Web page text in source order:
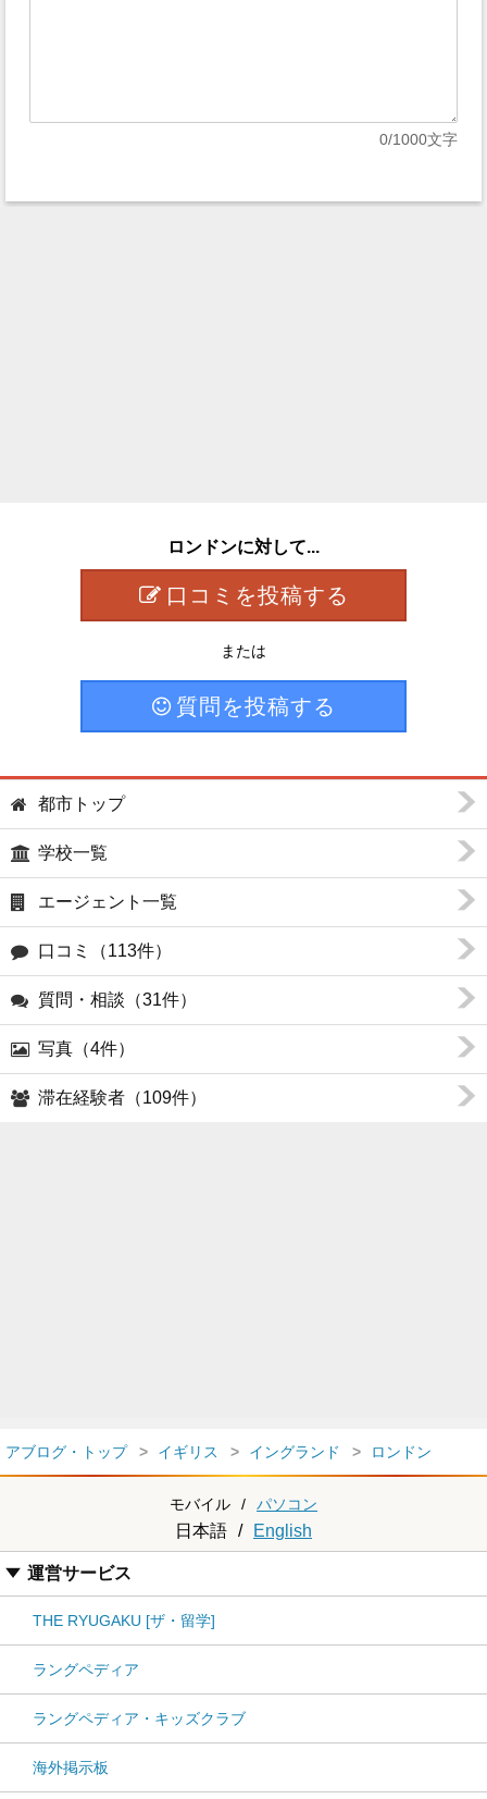
0/1000文字
ロンドンに対して...
口コミを投稿する
または
質問を投稿する
都市トップ
学校一覧
エージェント一覧
口コミ（113件）
質問・相談（31件）
写真（4件）
滞在経験者（109件）
アブログ・トップ イギリス イングランド ロンドン
モバイル / パソコン
日本語 / English
運営サービス
THE RYUGAKU [ザ・留学]
ラングペディア
ラングペディア・キッズクラブ
海外掲示板